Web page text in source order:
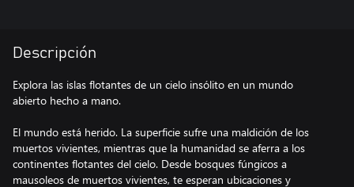
Descripción
Explora las islas flotantes de un cielo insólito en un mundo
abierto hecho a mano.
El mundo está herido. La superficie sufre una maldición de los
muertos vivientes, mientras que la humanidad se aferra a los
continentes flotantes del cielo. Desde bosques fúngicos a
mausoleos de muertos vivientes, te esperan ubicaciones y